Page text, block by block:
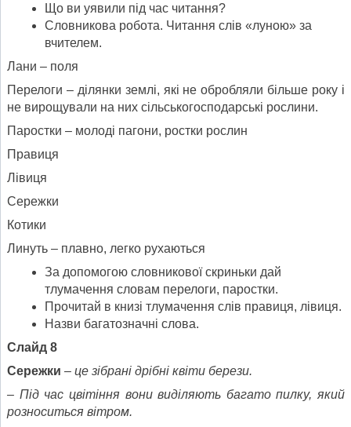
Що ви уявили під час читання?
Словникова робота. Читання слів «луною» за
вчителем.
Лани – поля
Перелоги – ділянки землі, які не обробляли більше року і
не вирощували на них сільськогосподарські рослини.
Паростки – молоді пагони, ростки рослин
Правиця
Лівиця
Сережки
Котики
Линуть – плавно, легко рухаються
За допомогою словникової скриньки дай
тлумачення словам перелоги, паростки.
Прочитай в книзі тлумачення слів правиця, лівиця.
Назви багатозначні слова.
Слайд 8
Сережки – це зібрані дрібні квіти берези.
– Під час цвітіння вони виділяють багато пилку, який
розноситься вітром.